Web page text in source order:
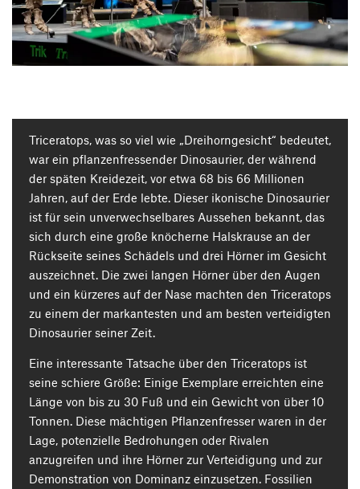
Triceratops, was so viel wie „Dreihorngesicht“ bedeutet,
war ein pflanzenfressender Dinosaurier, der während
der späten Kreidezeit, vor etwa 68 bis 66 Millionen
Jahren, auf der Erde lebte. Dieser ikonische Dinosaurier
ist für sein unverwechselbares Aussehen bekannt, das
sich durch eine große knöcherne Halskrause an der
Rückseite seines Schädels und drei Hörner im Gesicht
auszeichnet. Die zwei langen Hörner über den Augen
und ein kürzeres auf der Nase machten den Triceratops
zu einem der markantesten und am besten verteidigten
Dinosaurier seiner Zeit.
Eine interessante Tatsache über den Triceratops ist
seine schiere Größe: Einige Exemplare erreichten eine
Länge von bis zu 30 Fuß und ein Gewicht von über 10
Tonnen. Diese mächtigen Pflanzenfresser waren in der
Lage, potenzielle Bedrohungen oder Rivalen
anzugreifen und ihre Hörner zur Verteidigung und zur
Demonstration von Dominanz einzusetzen. Fossilien